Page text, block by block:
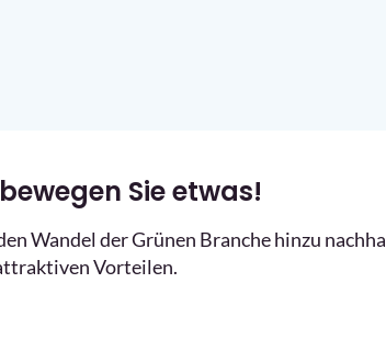
Sie etwas!
Wandel der Grünen Branche hinzu
Vorteilen.